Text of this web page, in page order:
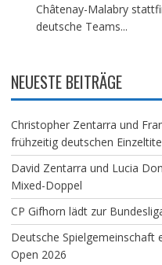
Châtenay-Malabry
deutsche Teams...
NEUESTE BEITRÄGE
Christopher Zentarra und
frühzeitig deutschen
David Zentarra und Lucia
Mixed-Doppel
CP Gifhorn lädt zur
Deutsche Spielgemeinschaft
Open 2026